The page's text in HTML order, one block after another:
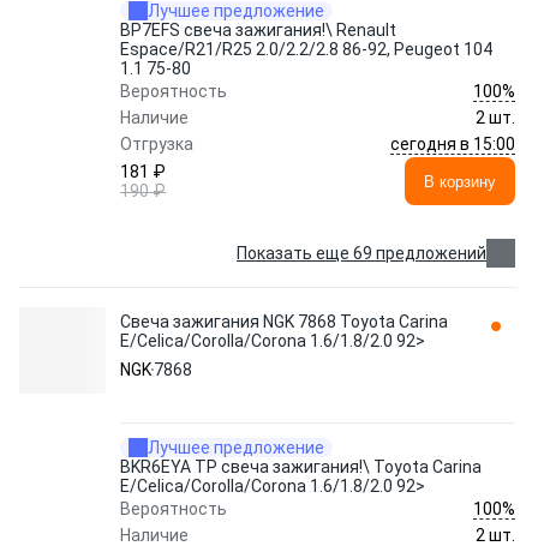
Лучшее предложение
BP7EFS свеча зажигания!\ Renault
Espace/R21/R25 2.0/2.2/2.8 86-92, Peugeot 104
1.1 75-80
Вероятность
100%
Наличие
2 шт.
Отгрузка
сегодня в 15:00
181 ₽
190 ₽
В корзину
Показать еще 69 предложений
Свеча зажигания NGK 7868 Toyota Carina
E/Celica/Corolla/Corona 1.6/1.8/2.0 92>
NGK7868
Лучшее предложение
BKR6EYA TP свеча зажигания!\ Toyota Carina
E/Celica/Corolla/Corona 1.6/1.8/2.0 92>
Вероятность
100%
Наличие
2 шт.